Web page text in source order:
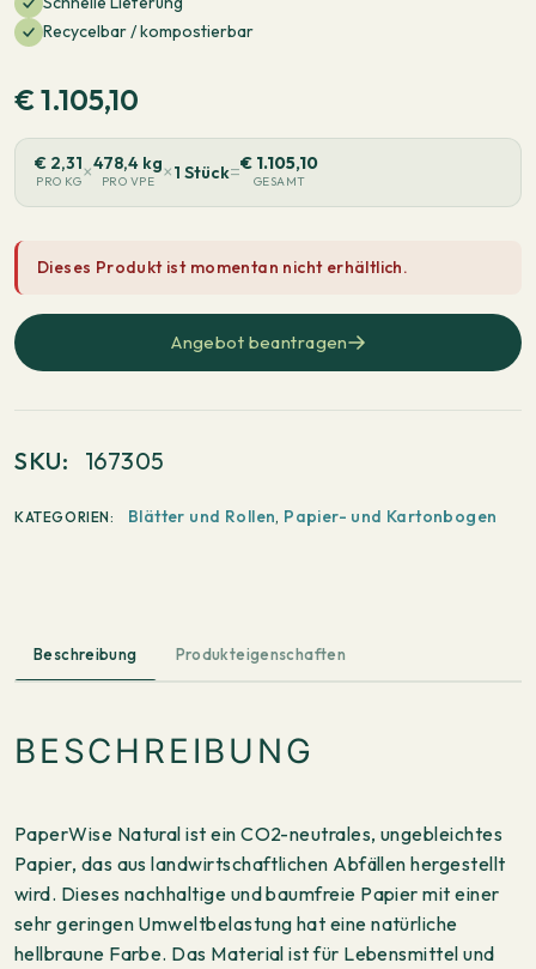
Recycelbar / kompostierbar
€1.105,10
€ 2,31
PRO KG×478,4 kg
PRO VPE ×1 Stück=€ 1.105,10
GESAMT
Dieses Produkt ist momentan nicht erhältlich.
Angebot beantragen
SKU: 167305
KATEGORIEN: Blätter und Rollen, Papier- und Kartonbogen
Beschreibung Produkteigenschaften
BESCHREIBUNG
PaperWise Natural ist ein CO2-neutrales, ungebleichtes
Papier, das aus landwirtschaftlichen Abfällen hergestellt
wird. Dieses nachhaltige und baumfreie Papier mit einer
sehr geringen Umweltbelastung hat eine natürliche
hellbraune Farbe. Das Material ist für Lebensmittel und